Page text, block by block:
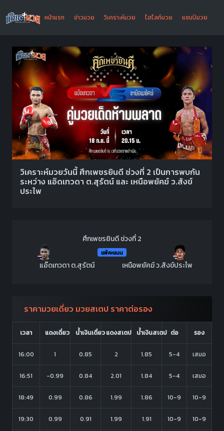
หน้าแรก ข่าวมวย วิเคราะห์มวย ไฮไลท์มวย แชมป์มวย
วิเคราะห์มวยวันนี้ ศึกเพชรยินดี ช่วงที่ 2 เป็นการพบกัน
ระหว่าง แอ๊ดเทวดา ต.สุรัตน์ และ เหนือพยัคฆ์ ว.สังข์
ประไพ
ศึกเพชรยินดี ช่วงที่ 2
แพ้คะแนน
แอ๊ดเทวดา ต.สุรัตน์ เหนือพยัคฆ์ ว.สังข์ประไพ
ราคามวยเดี่ยว มวยสเตป ราคาต่อรอง
เวลา แดงเดี่ยว น้ำเงินเดี่ยวแดงสเตป น้ำเงินสเตป ต่อ รอง
16:00 1 0.85 2 1.85 5-4 เสมอ
16:51 -0.99 0.84 2.01 1.84 5-4 เสมอ
18:49 0.99 0.86 1.99 1.86 10-9 10-9
19:30 0.99 0.91 1.99 1.91 10-9 10-9